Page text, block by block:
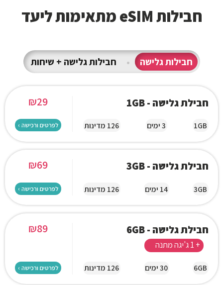
חבילות eSIM מתאימות ליעד
חבילות גלישה • חבילות גלישה + שיחות
חבילת גלישה - 1GB
1GB 3 ימים 126 מדינות
₪29
לפרטים ורכישה ›
חבילת גלישה - 3GB
3GB 14 ימים 126 מדינות
₪69
לפרטים ורכישה ›
חבילת גלישה - 6GB
+ 1 ג'יגה מתנה
6GB 30 ימים 126 מדינות
₪89
לפרטים ורכישה ›